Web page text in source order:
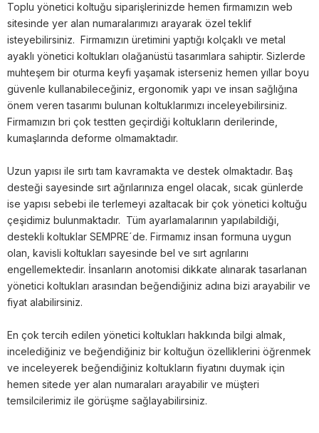
Toplu yönetici koltuğu siparişlerinizde hemen firmamızın web
sitesinde yer alan numaralarımızı arayarak özel teklif
isteyebilirsiniz. Firmamızın üretimini yaptığı kolçaklı ve metal
ayaklı yönetici koltukları olağanüstü tasarımlara sahiptir. Sizlerde
muhteşem bir oturma keyfi yaşamak isterseniz hemen yıllar boyu
güvenle kullanabileceğiniz, ergonomik yapı ve insan sağlığına
önem veren tasarımı bulunan koltuklarımızı inceleyebilirsiniz.
Firmamızın bri çok testten geçirdiği koltukların derilerinde,
kumaşlarında deforme olmamaktadır.
Uzun yapısı ile sırtı tam kavramakta ve destek olmaktadır. Baş
desteği sayesinde sırt ağrılarınıza engel olacak, sıcak günlerde
ise yapısı sebebi ile terlemeyi azaltacak bir çok yönetici koltuğu
çeşidimiz bulunmaktadır. Tüm ayarlamalarının yapılabildiği,
destekli koltuklar SEMPRE´de. Firmamız insan formuna uygun
olan, kavisli koltukları sayesinde bel ve sırt agrılarını
engellemektedir. İnsanların anotomisi dikkate alınarak tasarlanan
yönetici koltukları arasından beğendiğiniz adına bizi arayabilir ve
fiyat alabilirsiniz.
En çok tercih edilen yönetici koltukları hakkında bilgi almak,
incelediğiniz ve beğendiğiniz bir koltuğun özelliklerini öğrenmek
ve inceleyerek beğendiğiniz koltukların fiyatını duymak için
hemen sitede yer alan numaraları arayabilir ve müşteri
temsilcilerimiz ile görüşme sağlayabilirsiniz.